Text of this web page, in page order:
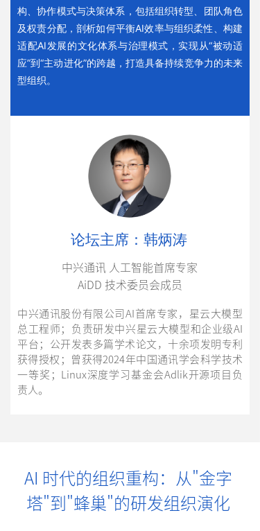
论坛主席 ：韩炳涛
中兴通讯 人工智能首席专家
AiDD 技术委员会成员
中兴通讯股份有限公司AI首席专家，星云大模型
总工程师；负责研发中兴星云大模型和企业级AI
平台；公开发表多篇学术论文，十余项发明专利
获得授权；曾获得2024年中国通讯学会科学技术
一等奖；Linux深度学习基金会Adlik开源项目负
责人。
构、协作模式与决策体系，包括组织转型、团队角色
及权责分配，剖析如何平衡AI效率与组织柔性、构建
适配AI发展的文化体系与治理模式，实现从“被动适
应”到“主动进化”的跨越，打造具备持续竞争力的未来
型组织。
AI 时代的组织重构：从"金字
塔"到"蜂巢"的研发组织演化